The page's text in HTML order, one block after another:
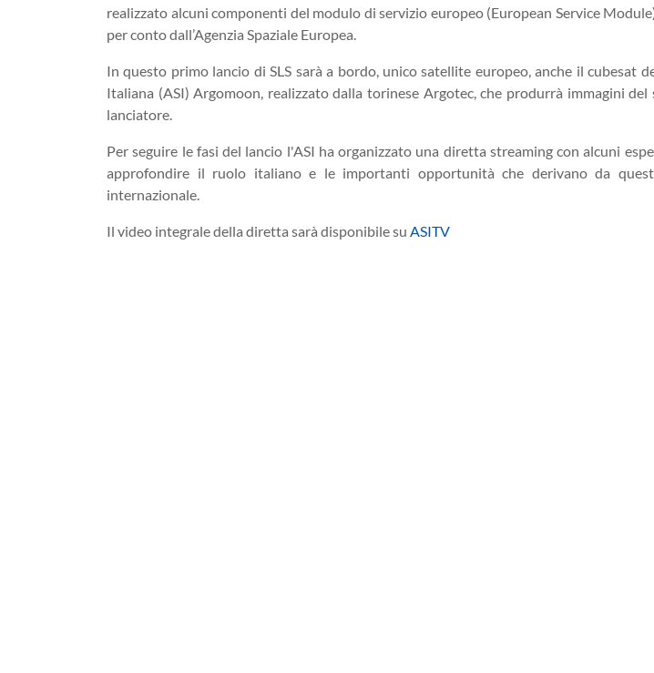
realizzato alcuni componenti del modulo di servizio europeo (European Service
per conto dall’Agenzia Spaziale Europea.
In questo primo lancio di SLS sarà a bordo, unico satellite europeo, anche il cubesat
Italiana (ASI) Argomoon, realizzato dalla torinese Argotec, che produrrà immagini del
lanciatore.
Per seguire le fasi del lancio l'ASI ha organizzato una diretta streaming con alcuni
approfondire il ruolo italiano e le importanti opportunità che derivano da
internazionale.
Il video integrale della diretta sarà disponibile su ASITV